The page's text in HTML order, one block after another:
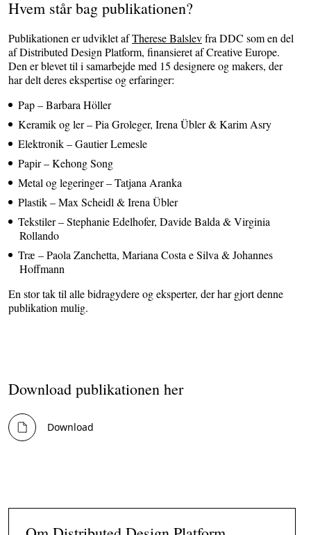
Hvem står bag publikationen?
Publikationen er udviklet afTherese Balslevfra DDC som en del
af Distributed Design Platform, finansieret af Creative Europe.
Den er blevet til i samarbejde med 15 designere og makers, der
har delt deres ekspertise og erfaringer:
Pap– Barbara Höller
Keramik og ler– Pia Groleger, Irena Übler & Karim Asry
Elektronik– Gautier Lemesle
Papir– Kehong Song
Metal og legeringer – Tatjana Aranka
Plastik– Max Scheidl & Irena Übler
Tekstiler– Stephanie Edelhofer, Davide Balda & Virginia
Rollando
Træ – Paola Zanchetta, Mariana Costa e Silva & Johannes
Hoffmann
En stor tak til alle bidragydere og eksperter, der har gjort denne
publikation mulig.
Download publikationen her
Download